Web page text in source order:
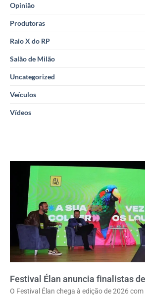
Opinião
Produtoras
Raio X do RP
Salão de Milão
Uncategorized
Veículos
Vídeos
Festival Élan anuncia finalistas
O Festival Élan chega à edição de 2026